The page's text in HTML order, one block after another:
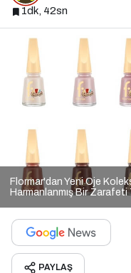
1dk, 42sn
Flormar'dan Yeni Oje
Harmanlanmış Bir Zarafeti
PAYLAŞ